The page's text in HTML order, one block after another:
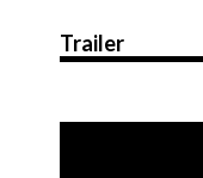
Trailer